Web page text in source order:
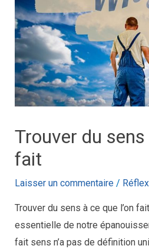
Trouver du sens
fait
Laisser un commentaire /
Trouver du sens à ce que l’on
essentielle de notre
fait sens n’a pas de définition